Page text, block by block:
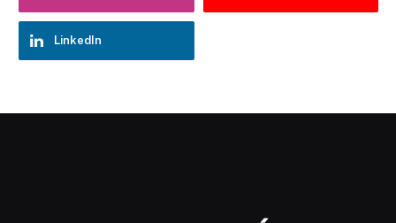
LinkedIn
Chatbot Hostelería Navarra